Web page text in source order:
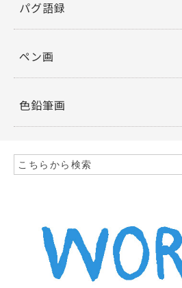
パグ語録
ペン画
色鉛筆画